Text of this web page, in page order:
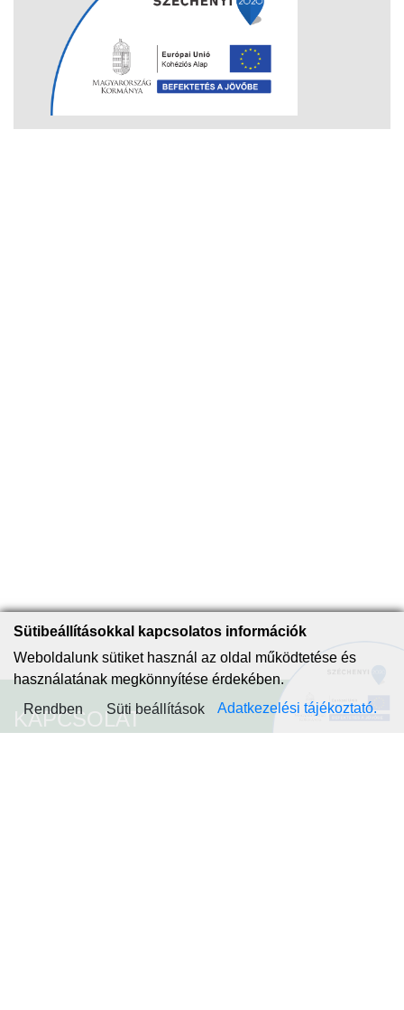
Sütibeállításokkal kapcsolatos információk
Weboldalunk sütiket használ az oldal működtetése és
használatának megkönnyítése érdekében.
Rendben
Süti beállítások Adatkezelési tájékoztató.
KAPCSOLAT